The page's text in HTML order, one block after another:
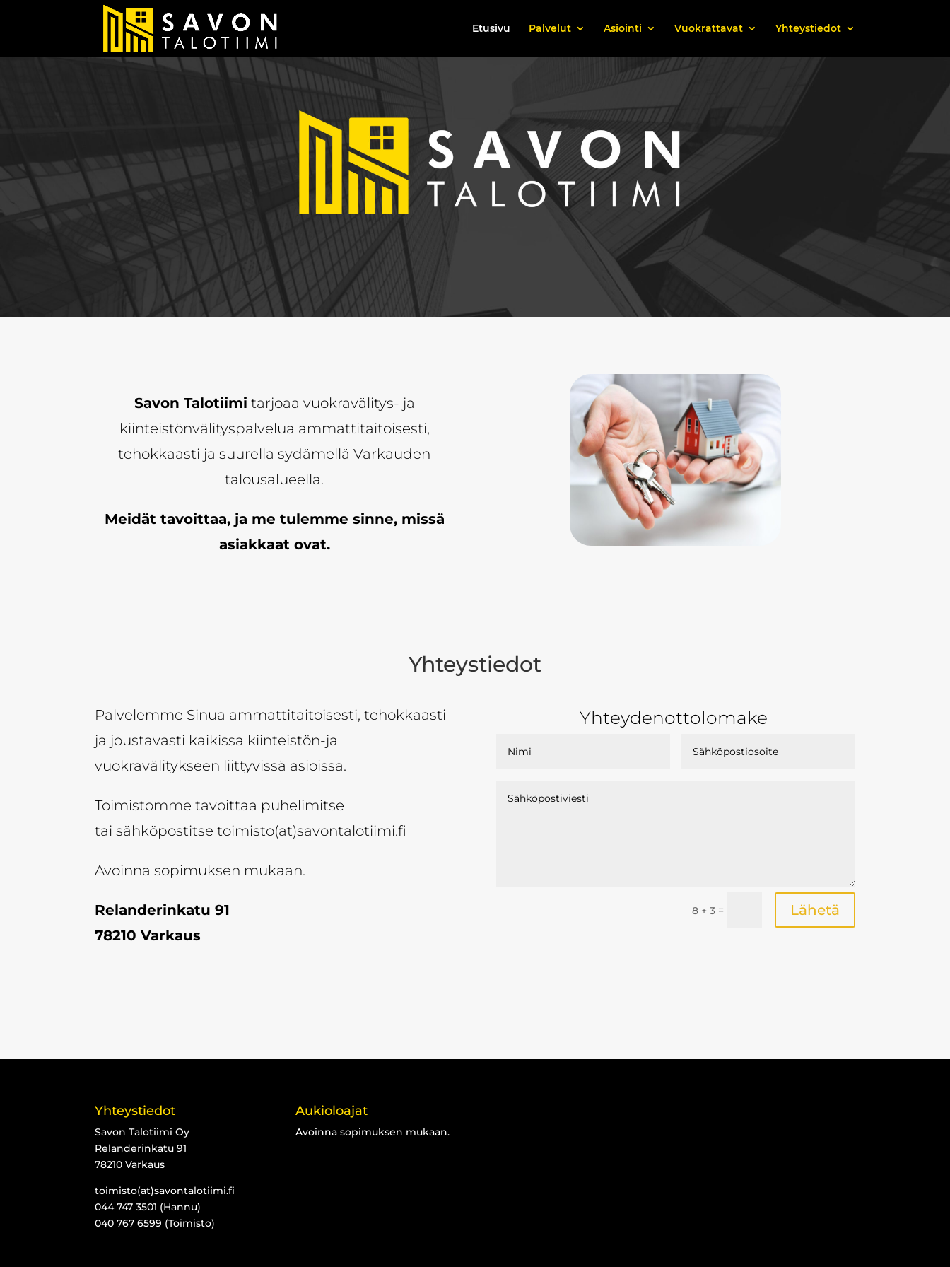
Etusivu Palvelut Asiointi Vuokrattavat Yhteystiedot
Savon Talotiimi tarjoaa vuokravälitys- ja
kiinteistönvälityspalvelua ammattitaitoisesti,
tehokkaasti ja suurella sydämellä Varkauden
talousalueella.
Meidät tavoittaa, ja me tulemme sinne, missä
asiakkaat ovat.
Yhteystiedot
Palvelemme Sinua ammattitaitoisesti, tehokkaasti
ja joustavasti kaikissa kiinteistön-ja
vuokravälitykseen liittyvissä asioissa.
Toimistomme tavoittaa puhelimitse
tai sähköpostitse toimisto(at)savontalotiimi.fi
Avoinna sopimuksen mukaan.
Relanderinkatu 91
78210 Varkaus
Yhteydenottolomake
8 + 3= Lähetä
Yhteystiedot
Savon Talotiimi Oy
Relanderinkatu 91
78210 Varkaus
toimisto(at)savontalotiimi.fi
044 747 3501 (Hannu)
040 767 6599 (Toimisto)
Aukioloajat
Avoinna sopimuksen mukaan.